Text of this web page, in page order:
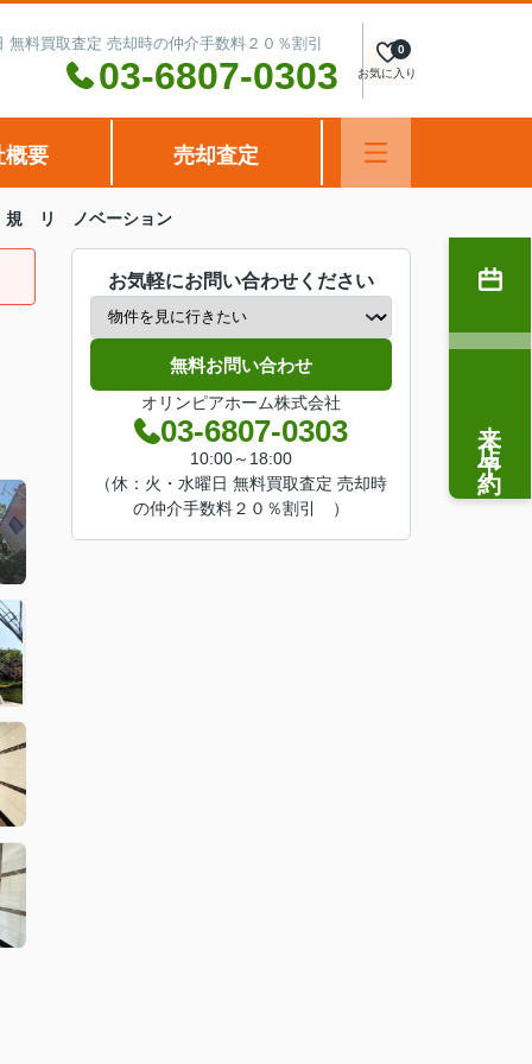
料買取査定 売却時の仲介手数料２０％割引
03-6807-0303 お気に入り
0
概要 売却査定
リ ノベーション
お気軽にお問い合わせください
無料お問い合わせ
オリンピアホーム株式会社
03-6807-0303
10:00～18:00
（休：火・水曜日 無料買取査定 売却時
の仲介手数料２０％割引 ）
来店予約